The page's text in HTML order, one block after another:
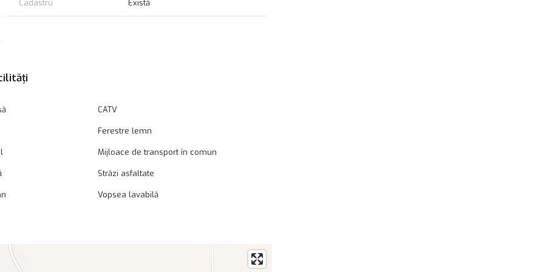
Cadastru Există
CATV
Ferestre lemn
Mijloace de transport în comun
Străzi asfaltate
Vopsea lavabilă